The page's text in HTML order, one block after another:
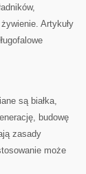
Artykuły
są białka,
budowę
zasady
może